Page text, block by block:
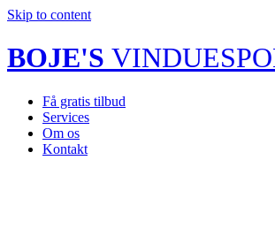
Skip to content
BOJE'S
Få gratis tilbud
Services
Om os
Kontakt